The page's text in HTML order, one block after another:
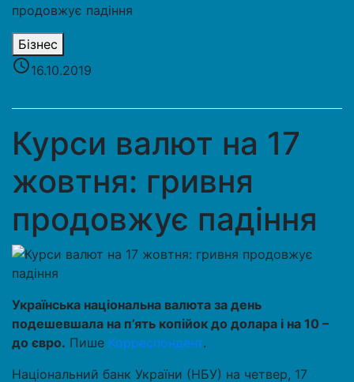
продовжує падіння
Бізнес
access_time16.10.2019
Курси валют на 17
жовтня: гривня
продовжує падіння
Українська національна валюта за день
подешевшала на п’ять копійок до долара і на 10 –
до євро. Пише Корреспондент.
Національний банк України (НБУ) на четвер, 17